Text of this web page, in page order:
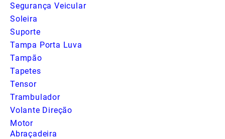
Segurança Veicular
Soleira
Suporte
Tampa Porta Luva
Tampão
Tapetes
Tensor
Trambulador
Volante Direção
Motor
Abraçadeira